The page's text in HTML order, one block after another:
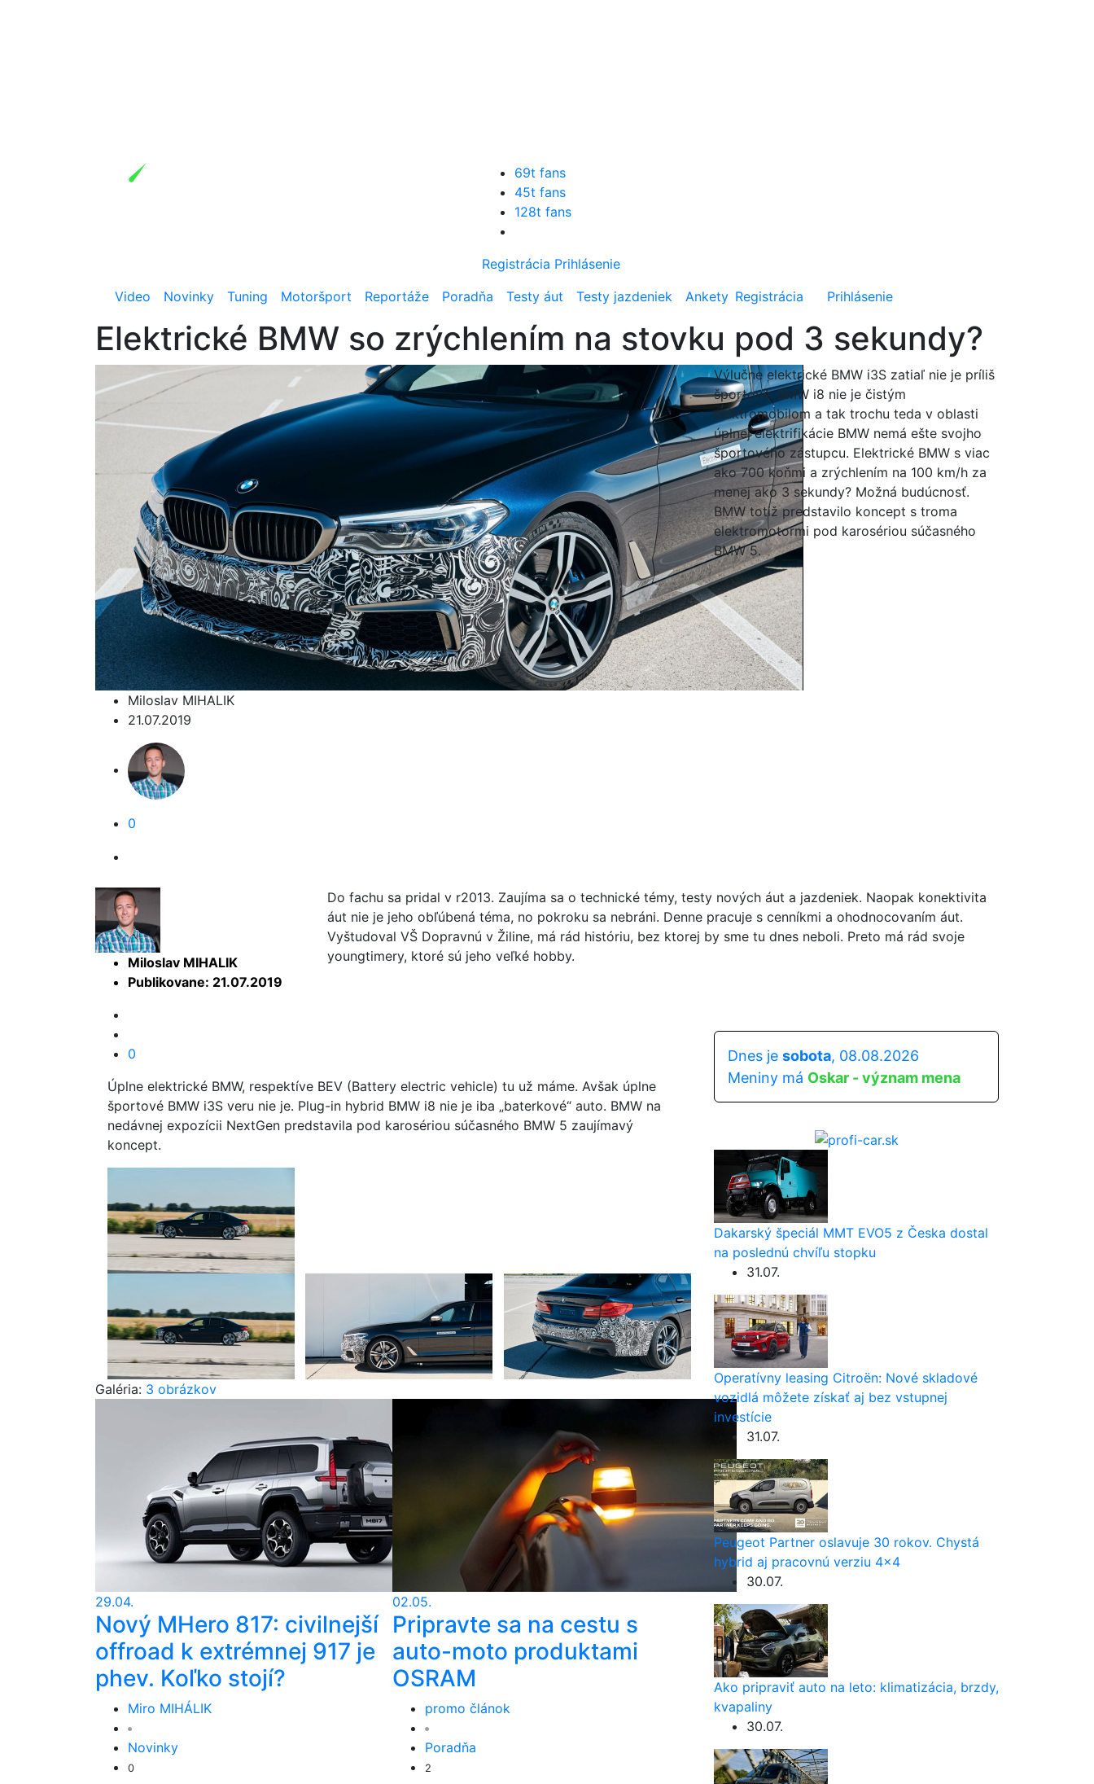
69t fans
45t fans
128t fans
Registrácia Prihlásenie
Video
Novinky Tuning Motoršport Reportáže Poradňa Testy áut Testy jazdeniek Ankety Registrácia Prihlásenie
Elektrické BMW so zrýchlením na stovku pod 3 sekundy?
Miloslav MIHALIK
21.07.2019
0
Výlučne elektrické BMW i3S zatiaľ nie je príliš
športové. BMW i8 nie je čistým
elektromobilom a tak trochu teda v oblasti
úplnej elektrifikácie BMW nemá ešte svojho
športového zástupcu. Elektrické BMW s viac
ako 700 koňmi a zrýchlením na 100 km/h za
menej ako 3 sekundy? Možná budúcnosť.
BMW totiž predstavilo koncept s troma
elektromotormi pod karosériou súčasného
BMW 5.
Miloslav MIHALIK
Publikovane: 21.07.2019
Do fachu sa pridal v r2013. Zaujíma sa o technické témy, testy nových áut a jazdeniek. Naopak konektivita
áut nie je jeho obľúbená téma, no pokroku sa nebráni. Denne pracuje s cenníkmi a ohodnocovaním áut.
Vyštudoval VŠ Dopravnú v Žiline, má rád históriu, bez ktorej by sme tu dnes neboli. Preto má rád svoje
youngtimery, ktoré sú jeho veľké hobby.
0
Úplne elektrické BMW, respektíve BEV (Battery electric vehicle) tu už máme. Avšak úplne
športové BMW i3S veru nie je. Plug-in hybrid BMW i8 nie je iba „baterkové“ auto. BMW na
nedávnej expozícii NextGen predstavila pod karosériou súčasného BMW 5 zaujímavý
koncept.
Galéria: 3 obrázkov
29.04.
Nový MHero 817: civilnejší
offroad k extrémnej 917 je
phev. Koľko stojí?
Miro MIHÁLIK
Novinky
0
02.05.
Pripravte sa na cestu s
auto-moto produktami
OSRAM
promo článok
Poradňa
2
Dnes je sobota, 08.08.2026
Meniny má Oskar - význam mena
Dakarský špeciál MMT EVO5 z Česka dostal
na poslednú chvíľu stopku
31.07.
Operatívny leasing Citroën: Nové skladové
vozidlá môžete získať aj bez vstupnej
investície
31.07.
Peugeot Partner oslavuje 30 rokov. Chystá
hybrid aj pracovnú verziu 4×4
30.07.
Ako pripraviť auto na leto: klimatizácia, brzdy,
kvapaliny
30.07.